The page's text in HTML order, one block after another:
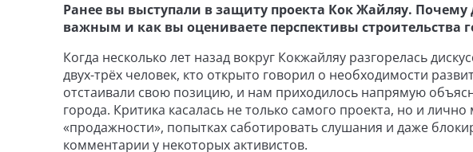
Ранее вы выступали в защиту проекта Кок Жайляу. Почему
важным и как вы оцениваете перспективы строительства
Когда несколько лет назад вокруг Кокжайляу разгорелась
двух-трёх человек, кто открыто говорил о необходимости
отстаивали свою позицию, и нам приходилось напрямую
города. Критика касалась не только самого проекта, но и
«продажности», попытках саботировать слушания и даже
комментарии у некоторых активистов.